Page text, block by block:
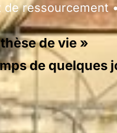
ressourcement
de vie »
de